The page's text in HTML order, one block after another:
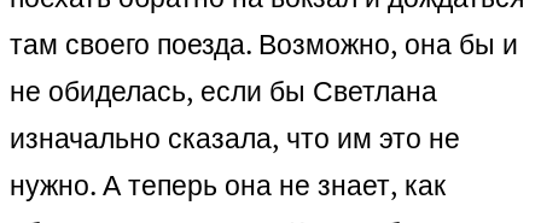
там своего поезда. Возможно, она бы и
не обиделась, если бы Светлана
изначально сказала, что им это не
нужно. А теперь она не знает, как